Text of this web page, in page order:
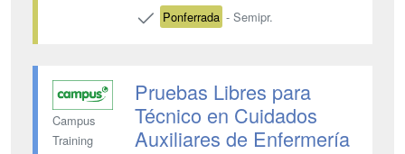
Ponferrada - Semipr.
Campus
Training
Pruebas Libres para
Técnico en Cuidados
Auxiliares de Enfermería